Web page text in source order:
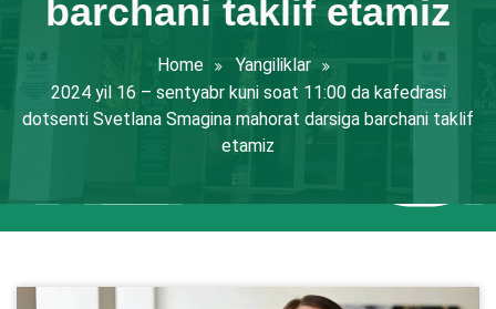
barchani taklif etamiz
Home
Yangiliklar
2024 yil 16 – sentyabr kuni soat 11:00 da kafedrasi
dotsenti Svetlana Smagina mahorat darsiga barchani taklif
etamiz